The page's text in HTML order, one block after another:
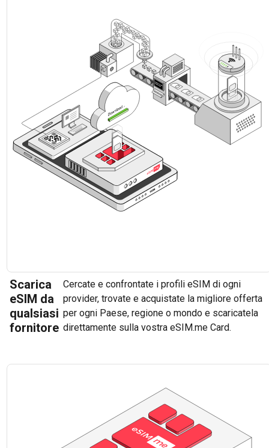
Scarica
eSIM da
qualsiasi
fornitore
Cercate e confrontate i profili eSIM di ogni
provider, trovate e acquistate la migliore offerta
per ogni Paese, regione o mondo e scaricatela
direttamente sulla vostra eSIM.me Card.